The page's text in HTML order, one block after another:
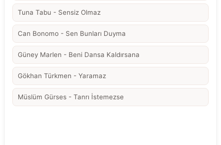
Tuna Tabu - Sensiz Olmaz
Can Bonomo - Sen Bunları Duyma
Güney Marlen - Beni Dansa Kaldırsana
Gökhan Türkmen - Yaramaz
Müslüm Gürses - Tanrı İstemezse